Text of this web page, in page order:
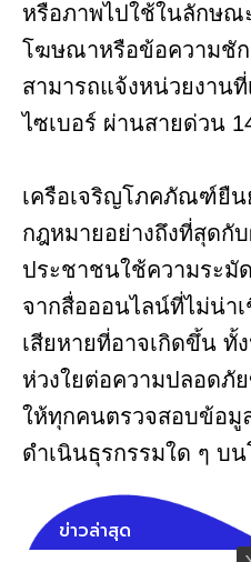
หรือภาพไปใช้ในลักษณ
โฆษณาหรือข้อความชั
สามารถแจ้งหน่วยงาน
ไซเบอร์ ผ่านสายด่วน
เครือเจริญโภคภัณฑ์ยืน
กฎหมายอย่างถึงที่สุดกั
ประชาชนใช้ความระมั
จากสื่อออนไลน์ที่ไม่น่า
เสียหายที่อาจเกิดขึ้น ทั้
ห่วงใยต่อความปลอดภั
ให้ทุกคนตรวจสอบข้อมู
ดำเนินธุรกรรมใด ๆ บ
ข่าวล่าสุด